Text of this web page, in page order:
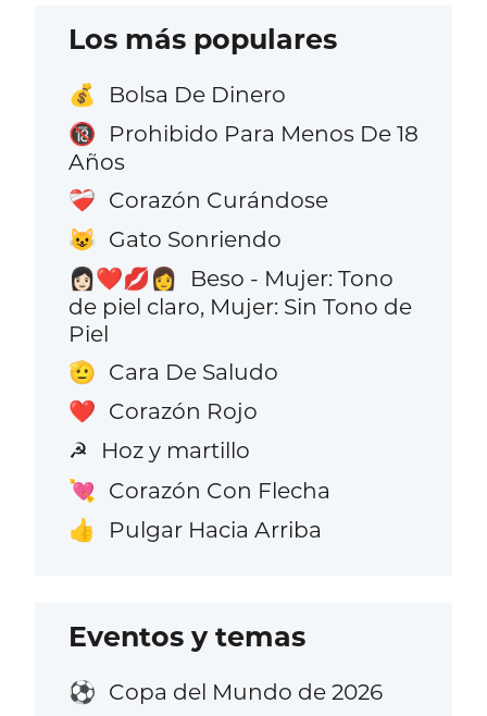
Los más populares
💰 Bolsa De Dinero
🔞
Prohibido Para Menos De 18
Años
❤️‍🩹 Corazón Curándose
😺 Gato Sonriendo
👩🏻‍❤️‍💋‍👩
Beso - Mujer: Tono
de piel claro, Mujer: Sin Tono de
Piel
🫡 Cara De Saludo
❤️ Corazón Rojo
☭ Hoz y martillo
💘 Corazón Con Flecha
👍 Pulgar Hacia Arriba
Eventos y temas
⚽ Copa del Mundo de 2026